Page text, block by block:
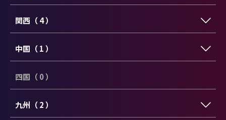
関西（ 4 ）
中国（ 1 ）
四国（ 0 ）
九州（ 2 ）